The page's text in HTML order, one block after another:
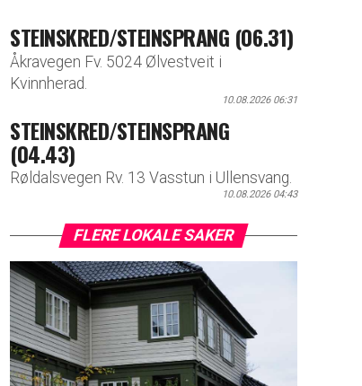
STEINSKRED/STEINSPRANG (06.31)
Åkravegen Fv. 5024 Ølvestveit i
Kvinnherad.
10.08.2026 06:31
STEINSKRED/STEINSPRANG
(04.43)
Røldalsvegen Rv. 13 Vasstun i Ullensvang.
10.08.2026 04:43
FLERE LOKALE SAKER